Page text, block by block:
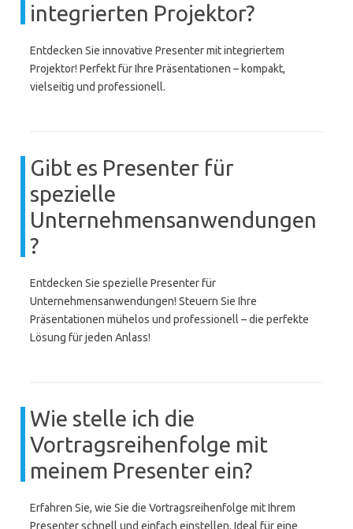
integrierten Projektor?
Entdecken Sie innovative Presenter mit integriertem
Projektor! Perfekt für Ihre Präsentationen – kompakt,
vielseitig und professionell.
Gibt es Presenter für
spezielle
Unternehmensanwendungen
?
Entdecken Sie spezielle Presenter für
Unternehmensanwendungen! Steuern Sie Ihre
Präsentationen mühelos und professionell – die perfekte
Lösung für jeden Anlass!
Wie stelle ich die
Vortragsreihenfolge mit
meinem Presenter ein?
Erfahren Sie, wie Sie die Vortragsreihenfolge mit Ihrem
Presenter schnell und einfach einstellen. Ideal für eine